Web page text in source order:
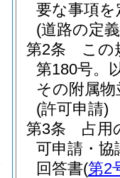
要な事項
(道路の定
第2条
この
第180号。
その附属
(許可申請)
第3条
占用
可申請・協
回答書(第2